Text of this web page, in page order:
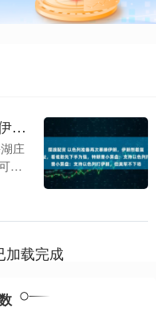
摆渡配资 以色列准备再次暴揍伊朗，伊朗憋着复仇大招，更想一雪前耻，看谁敢先下手为强，特朗普小算盘：支持以色列打伊朗，但美军不下场
庄
能
内
加载完成